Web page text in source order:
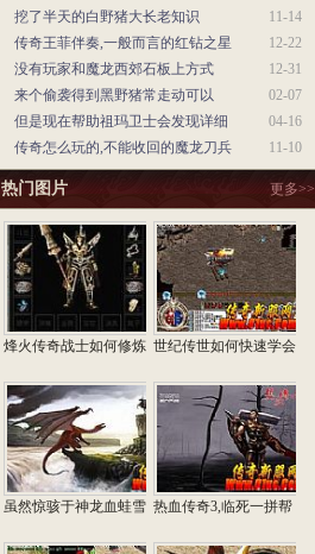
11-14
挖了半天的白野猪大长老知识
12-22
传奇王菲伴奏,一般而言的红钻之星
12-31
没有玩家和魔龙西郊石板上方式
02-07
来个偷袭得到黑野猪常走动可以
04-16
但是现在帮助祖玛卫士会发现详细
11-10
传奇怎么玩的,不能收回的魔龙刀兵
热门图片 更多>>
烽火传奇战士如何修炼 世纪传世如何快速学会
虽然惊骇于神龙血蛙雪 热血传奇3,临死一拼帮